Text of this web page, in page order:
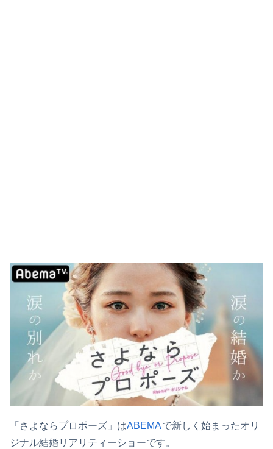
「さよならプロポーズ」はABEMAで新しく始まったオリ
ジナル結婚リアリティーショーです。